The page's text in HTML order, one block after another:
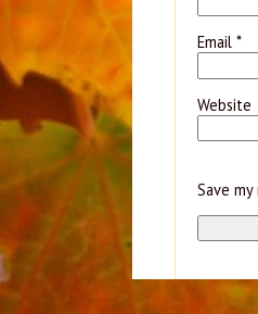
Email *
Website
Save